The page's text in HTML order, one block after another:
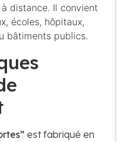
distance. Il convient
écoles, hôpitaux,
bâtiments publics.
est fabriqué en